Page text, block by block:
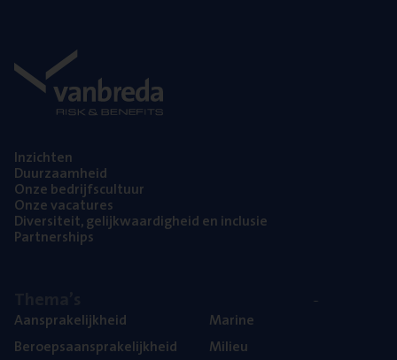
Inzich­ten
Duur­zaam­heid
Onze bedrijfs­cul­tuur
Onze vaca­tu­res
Diver­si­teit, gelijk­waar­dig­heid en inclusie
Part­ner­ships
Aan­spra­ke­lijk­heid
Beroeps­aan­spra­ke­lijk­heid
Mari­ne
Mili­eu